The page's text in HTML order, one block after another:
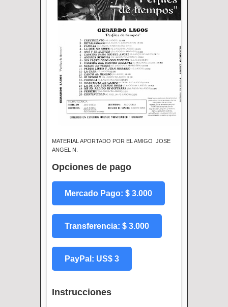
MATERIAL APORTADO POR EL AMIGO JOSE
ANGEL N.
Opciones de pago
Mercado Pago: $ 3.000
Transferencia: $ 3.000
PayPal: US$ 3
Instrucciones